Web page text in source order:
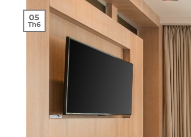
05
Th6